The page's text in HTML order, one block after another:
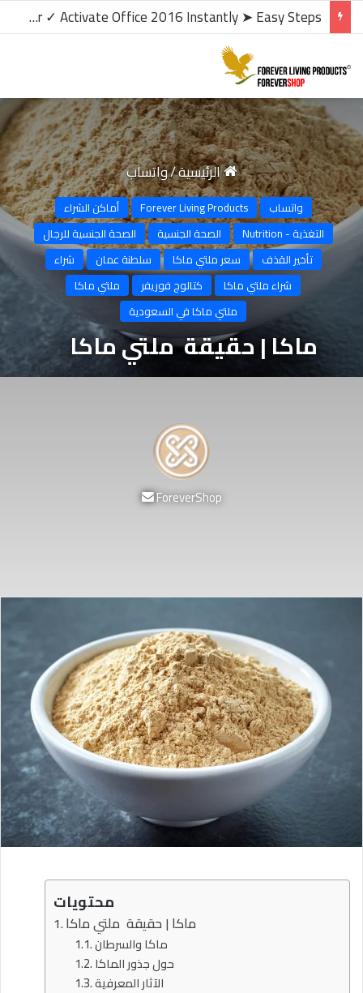
microsoft office 2016 kms activator ✓ Activate Office 2016 Instantly ➤ Easy Steps
الرئيسية/واتساب
واتساب Forever Living Products
أماكن الشراء
التغذية - Nutrition
الصحة الجنسية
الصحة الجنسية للرجال
تأخير القذف
سعر ملتي ماكا سلطنة عمان
شراء
شراء ملتي ماكا
كتالوج فوريفر
ملتي ماكا
ملتي ماكا في السعودية
ماكا | حقيقة ملتي ماكا
ForeverShop أرسل
محتويات
ماكا | حقيقة ملتي ماكا
ماكا والسرطان
حول جذور الماكا
الآثار المعرفية